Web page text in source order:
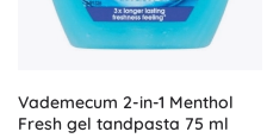
Vademecum 2-in-1 Menthol
Fresh gel tandpasta 75 ml